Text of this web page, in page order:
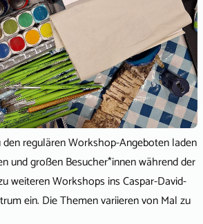
den regulären Workshop-Angeboten laden
und großen Besucher*innen während der
weiteren Workshops ins Caspar-David-
ein. Die Themen variieren von Mal zu